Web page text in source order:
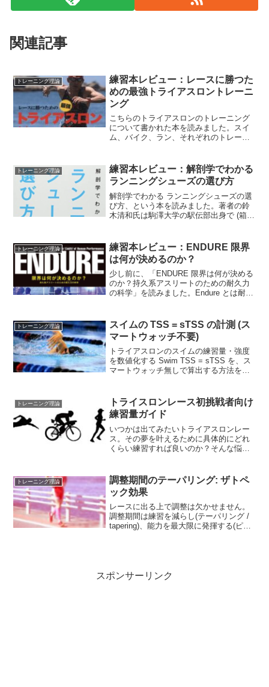
関連記事
トレーニング理論
練習本レビュー：レースに勝つた
めの最強トライアスロントレーニ
ング
こちらのトライアスロンのトレーニング
について書かれた本を読みました。スイ
ム、バイク、ラン、それぞれのトレーニ
習本は希少ですよね。初心者がショート
ディスタンス完走を目指そ...
トレーニング理論
練習本レビュー：解剖学でわかる
ランニングシューズの選び方
解剖学でわかる ランニングシューズの選
び方、という本を読みました。著者の鈴
木清和氏は駒澤大学の駅伝部出身で (箱根
想のフォームが決まり、フォームからシ
ューズから決ま...
トレーニング理論
練習本レビュー：ENDURE 限界
は何が決めるのか？
少し前に、「ENDURE 限界は何が決める
のか？持久系アスリートのための耐久力
の科学」を読みました。Endure とは耐え
のオリンピック代表候補にまでなり、ケ
ン...
トレーニング理論
スイムの TSS = sTSS の計測 (ス
マートウォッチ不要)
トライアスロンのスイムの練習量・強度
を数値化する Swim TSS = sTSS を、ス
マートウォッチ無しで算出する方法をご
の両方を考慮し...
トレーニング理論
トライスロンレース初挑戦者向け
練習量ガイド
いつかは出てみたいトライアスロンレー
ス。その夢を叶えるために具体的にどれ
くらい練習すれば良いのか？そんな悩み
画の内容をまとめました。私が始めた頃
はあまりこ...
トレーニング理論
調整期間のテーパリング: ザトペ
ック効果
レースに出る上で調整は欠かせません。
調整期間は練習を減らし(テーパリング /
tapering)、能力を最大限に発揮する(ピー
スポンサーリンク